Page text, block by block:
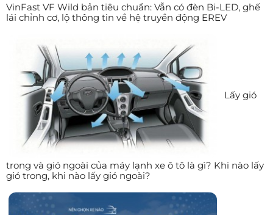
VinFast VF Wild bản tiêu chuẩn: Vẫn có đèn Bi-LED, ghế
lái chỉnh cơ, lộ thông tin về hệ truyền động EREV
Lấy gió
trong và gió ngoài của máy lạnh xe ô tô là gì? Khi nào lấy
gió trong, khi nào lấy gió ngoài?